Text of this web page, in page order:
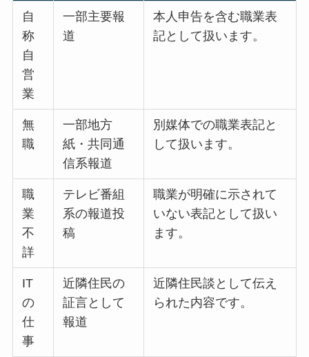
自
称
自
営
業
一部主要報
道
本人申告を含む職業表
記として扱います。
無
職
一部地方
紙・共同通
信系報道
別媒体での職業表記と
して扱います。
職
業
不
詳
テレビ番組
系の報道投
稿
職業が明確に示されて
いない表記として扱い
ます。
IT
の
仕
事
近隣住民の
証言として
報道
近隣住民談として伝え
られた内容です。